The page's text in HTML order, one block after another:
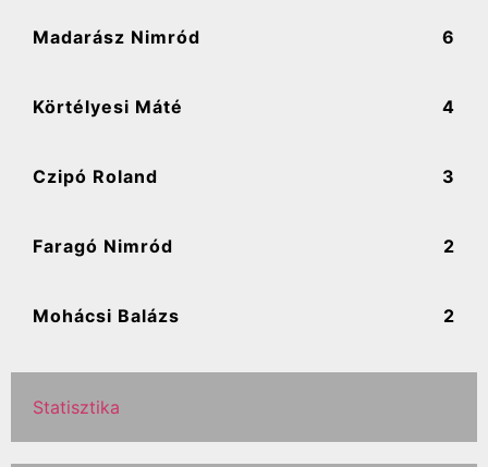
Madarász Nimród 6
Körtélyesi Máté 4
Czipó Roland 3
Faragó Nimród 2
Mohácsi Balázs 2
Statisztika